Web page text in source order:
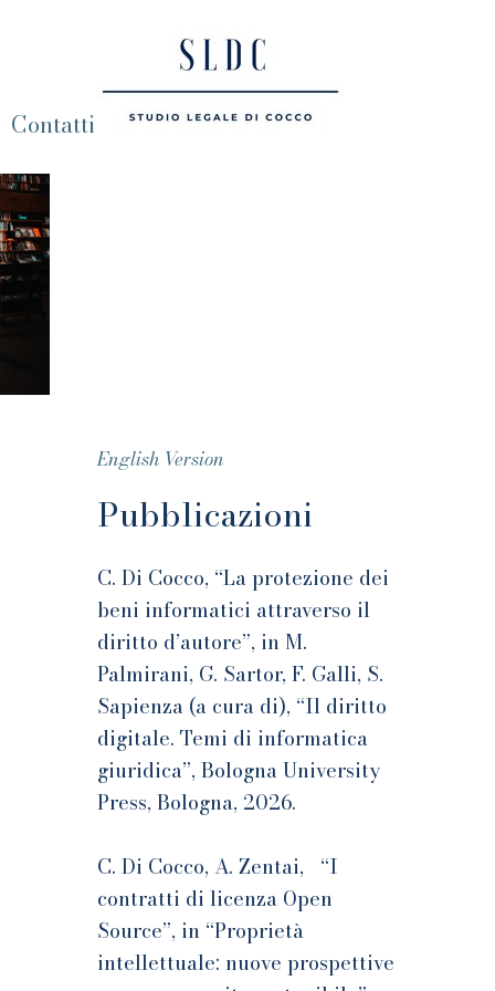
Contatti
English Version
Pubblicazioni
C. Di Cocco, “La protezione dei
beni informatici attraverso il
diritto d’autore”, in M.
Palmirani, G. Sartor, F. Galli, S.
Sapienza (a cura di), “Il diritto
digitale. Temi di informatica
giuridica”, Bologna University
Press, Bologna, 2026.
C. Di Cocco, A. Zentai, “I
contratti di licenza Open
Source”, in “Proprietà
intellettuale: nuove prospettive